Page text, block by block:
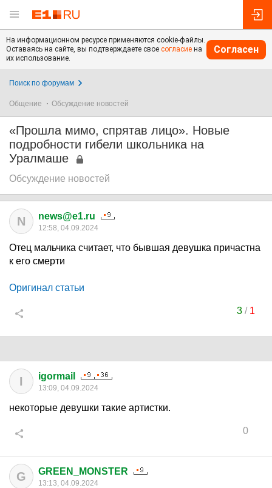
На информационном ресурсе применяются cookie-файлы.
Оставаясь на сайте, вы подтверждаете свое согласие на
их использование.
Согласен
Поиск по форумам
Общение Обсуждение новостей
«Прошла мимо, спрятав лицо». Новые
подробности гибели школьника на
Уралмаше
Обсуждение новостей
N news@e1.ru
12:58, 04.09.2024
Отец мальчика считает, что бывшая девушка причастна
к его смерти
Оригинал статьи
3/ 1
I igormail
13:09, 04.09.2024
некоторые девушки такие артистки.
0
G GREEN_MONSTER
13:13, 04.09.2024